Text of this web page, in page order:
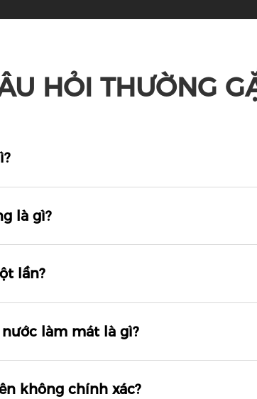
HỎI THƯỜNG
là gì?
lần?
làm mát là gì?
không chính xác?